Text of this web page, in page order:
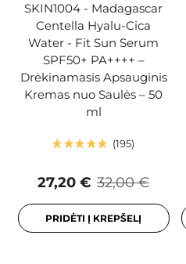
SKIN1004 - Madagascar
Centella Hyalu-Cica
Water - Fit Sun Serum
SPF50+ PA++++ –
Drėkinamasis Apsauginis
Kremas nuo Saulės – 50
ml
195
32,00 €
27,20 €
PRIDĖTI Į KREPŠELĮ